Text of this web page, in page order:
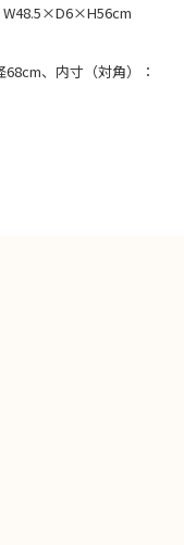
、内寸（対角）：